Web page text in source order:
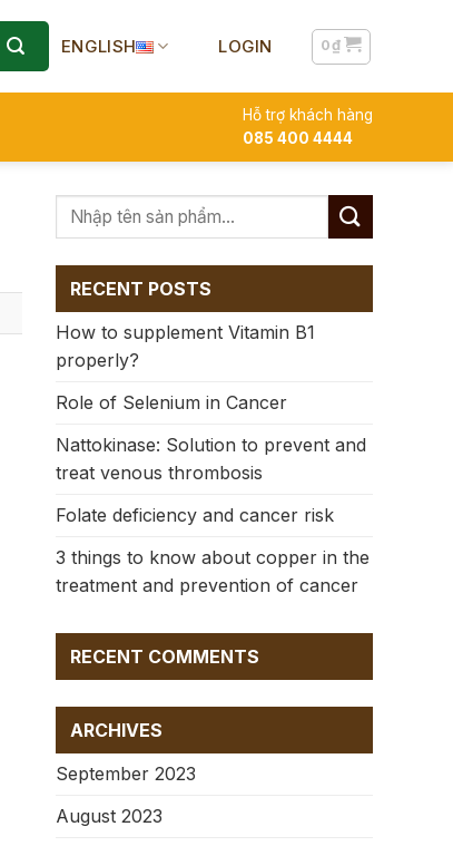
ENGLISH LOGIN 0₫
Hỗ trợ khách hàng
085 400 4444
RECENT POSTS
How to supplement Vitamin B1
properly?
Role of Selenium in Cancer
Nattokinase: Solution to prevent and
treat venous thrombosis
Folate deficiency and cancer risk
3 things to know about copper in the
treatment and prevention of cancer
RECENT COMMENTS
ARCHIVES
September 2023
August 2023